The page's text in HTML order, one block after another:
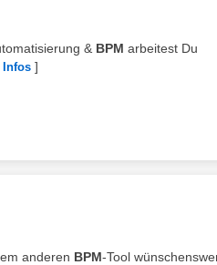
& BPM arbeitest Du
Infos ]
anderen BPM-Tool